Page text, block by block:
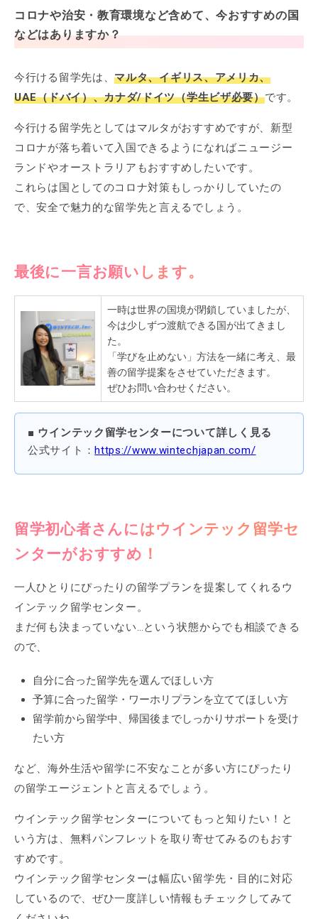
コロナや治安・教育環境など含めて、今おすすめの国
などはありますか？
今行ける留学先は、マルタ、イギリス、アメリカ、
UAE（ドバイ）、カナダ/ドイツ（学生ビザ必要）です。
今行ける留学先としてはマルタがおすすめですが、新型
コロナが落ち着いて入国できるようになればニュージー
ランドやオーストラリアもおすすめしたいです。
これらは国としてのコロナ対策もしっかりしていたの
で、安全で魅力的な留学先と言えるでしょう。
最後に一言お願いします。
一時は世界の国境が閉鎖していましたが、
今は少しずつ渡航できる国が出てきまし
た。
「学びを止めない」方法を一緒に考え、最
善の留学提案をさせていただきます。
ぜひお問い合わせください。
■ ウインテック留学センターについて詳しく見る
公式サイト：https://www.wintechjapan.com/
留学初心者さんにはウインテック留学セ
ンターがおすすめ！
一人ひとりにぴったりの留学プランを提案してくれるウ
インテック留学センター。
まだ何も決まっていない…という状態からでも相談できる
ので、
自分に合った留学先を選んでほしい方
予算に合った留学・ワーホリプランを立ててほしい方
留学前から留学中、帰国後までしっかりサポートを受け
たい方
など、海外生活や留学に不安なことが多い方にぴったり
の留学エージェントと言えるでしょう。
ウインテック留学センターについてもっと知りたい！と
いう方は、無料パンフレットを取り寄せてみるのもおす
すめです。
ウインテック留学センターは幅広い留学先・目的に対応
しているので、ぜひ一度詳しい情報もチェックしてみて